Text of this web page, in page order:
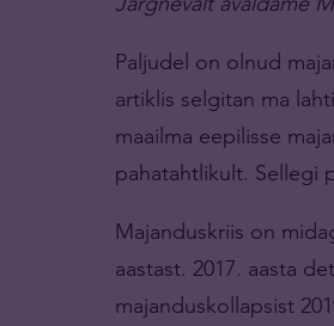
Paljudel on olnud
artiklis selgitan ma
maailma eepilisse
pahatahtlikult. Sellegi
Majanduskriis on
aastast. 2017. aasta
majanduskollapsist